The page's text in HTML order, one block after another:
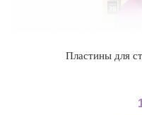
Пластины для